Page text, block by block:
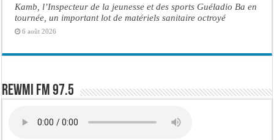
Kamb, l’Inspecteur de la jeunesse et des sports Guéladio Ba en
tournée, un important lot de matériels sanitaire octroyé
6 août 2026
Rewmi FM 97.5